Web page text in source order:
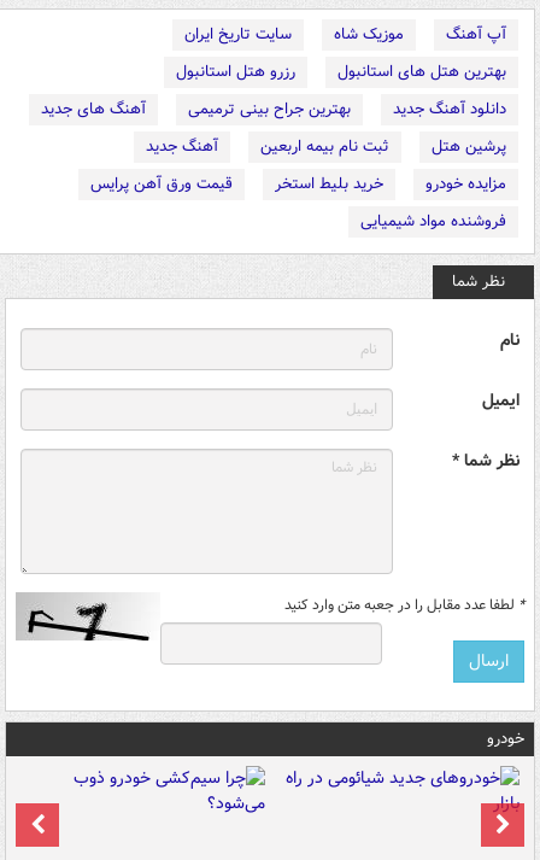
آپ آهنگ موزیک شاه
سایت تاریخ ایران
بهترین هتل های استانبول
رزرو هتل استانبول
دانلود آهنگ جدید
بهترین جراح بینی ترمیمی
آهنگ های جدید
پرشین هتل
ثبت نام بیمه اربعین
آهنگ جدید
مزایده خودرو
خرید بلیط استخر
قیمت ورق آهن پرایس
فروشنده مواد شیمیایی
نظر شما
نام
ایمیل
نظر شما *
* لطفا عدد مقابل را در جعبه متن وارد کنید
خودرو